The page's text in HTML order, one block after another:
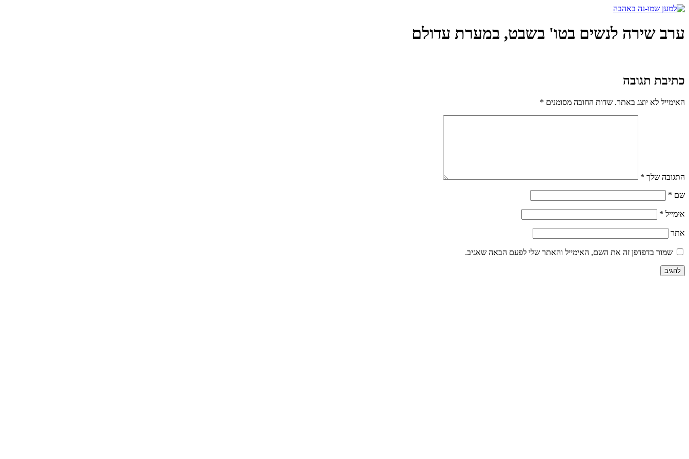
דלג
ערב שירה לנשים בטו' בשבט, במערת עדולם
כתיבת תגובה
האימייל לא יוצג באתר. שדות החובה מסומנים *
התגובה שלך *
שם *
אימייל *
אתר
שמור בדפדפן זה את השם, האימייל והאתר שלי לפעם הבאה שאגיב.